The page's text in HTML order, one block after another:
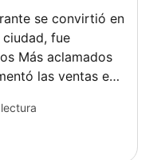
se convirtió en
fue
Más aclamados
las ventas en